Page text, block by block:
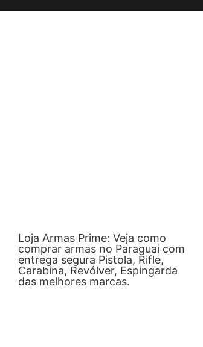
Loja Armas Prime: Veja como
comprar armas no Paraguai com
entrega segura Pistola, Rifle,
Carabina, Revólver, Espingarda
das melhores marcas.